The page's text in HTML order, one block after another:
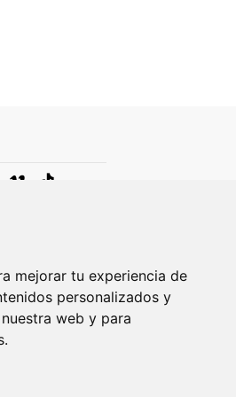
mejorar tu experiencia de
personalizados y
web y para
nuestra
aviso legal.